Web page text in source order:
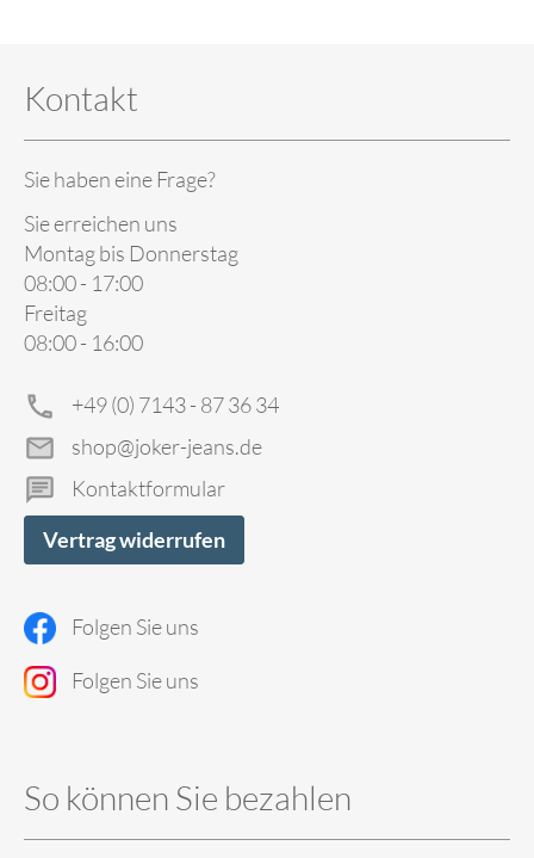
Kontakt
Sie haben eine Frage?
Sie erreichen uns
Montag bis Donnerstag
08:00 - 17:00
Freitag
08:00 - 16:00
+49 (0) 7143 - 87 36 34
shop@joker-jeans.de
Kontaktformular
Vertrag widerrufen
Folgen Sie uns
Folgen Sie uns
So können Sie bezahlen